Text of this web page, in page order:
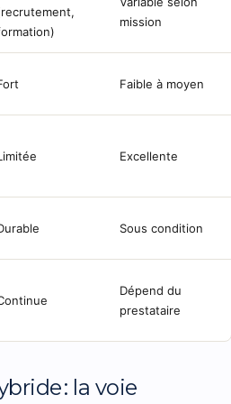
mission
Faible à moyen
Excellente
Sous condition
Dépend du
prestataire
: la voie